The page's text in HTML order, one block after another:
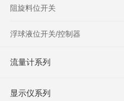
阻旋料位开关
浮球液位开关/控制器
流量计系列
显示仪系列